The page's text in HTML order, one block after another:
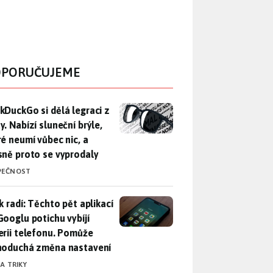
si dělá legraci z Mety. Nabízí sluneční brýle, které
si dělá legraci z
Nabízí sluneční brýle,
neumí vůbec nic, a
proto se vyprodaly
radí: Těchto pět aplikací od Googlu potichu vybíjí baterii
radí: Těchto pět aplikací
potichu vybíjí
telefonu. Pomůže
změna nastavení
TRIKY